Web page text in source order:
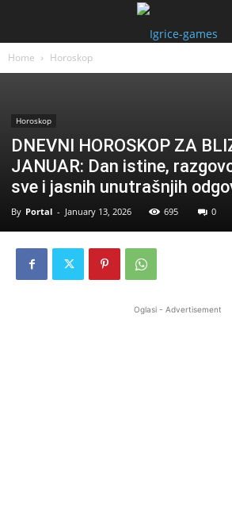
Home Horoskop
Horoskop
DNEVNI HOROSKOP ZA
JANUAR: Dan istine,
sve i jasnih unutrašnjih
By Portal - January 13, 2026 695 0
Oglasi - Advertisement